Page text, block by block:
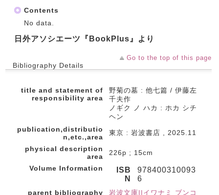
Contents
No data.
日外アソシエーツ『BookPlus』より
Go to the top of this page
Bibliography Details
title and statement of
responsibility area
野菊の墓 : 他七篇 / 伊藤左
千夫作
ノギク ノ ハカ : ホカ シチ
ヘン
publication,distributio
n,etc.,area
東京 : 岩波書店 , 2025.11
physical description
area
226p ; 15cm
Volume Information
ISB
N
978400310093
6
parent bibliography
岩波文庫||イワナミ ブンコ